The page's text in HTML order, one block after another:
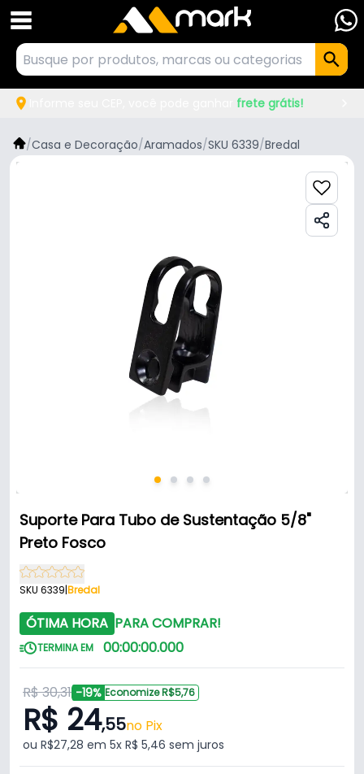
frete grátis!
/Casa e Decoração/Aramados/SKU 6339/Bredal
Suporte Para Tubo de Sustentação 5/8"
Preto Fosco
SKU 6339|Bredal
ÓTIMA HORA PARA COMPRAR!
TERMINA EM 00:00:00.000
R$ 30,31 -19% Economize R$5,76
R$ 24,55no Pix
ou R$27,28 em 5x R$ 5,46 sem juros